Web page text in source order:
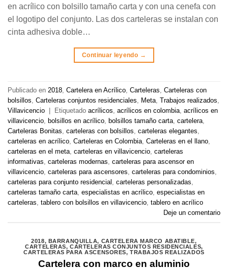
en acrílico con bolsillo tamaño carta y con una cenefa con
el logotipo del conjunto. Las dos carteleras se instalan con
cinta adhesiva doble…
Continuar leyendo →
Publicado en 2018 Cartelera en Acrílico Carteleras Carteleras con
bolsillos Carteleras conjuntos residenciales Meta Trabajos realizados
Villavicencio
Etiquetado acrílicos acrílicos en colombia acrílicos en
villavicencio
bolsillos en acrílico bolsillos tamaño carta cartelera
Carteleras Bonitas carteleras con bolsillos carteleras elegantes
carteleras en acrílico Carteleras en Colombia Carteleras en el llano
carteleras en el meta carteleras en villavicencio carteleras
informativas carteleras modernas carteleras para ascensor en
villavicencio carteleras para ascensores carteleras para condominios
carteleras para conjunto residencial
carteleras personalizadas
carteleras tamaño carta especialistas en acrílico especialistas en
carteleras tablero con bolsillos en villavicencio tablero en acrílico
Deje un comentario
2018, BARRANQUILLA, CARTELERA MARCO ABATIBLE,
CARTELERAS,CARTELERAS CONJUNTOS RESIDENCIALES,
CARTELERAS PARA ASCENSORES,TRABAJOS REALIZADOS
Cartelera con marco en aluminio